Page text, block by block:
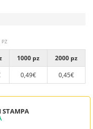
1000 pz
2000 pz
0,49€ 0,45€
STAMPA